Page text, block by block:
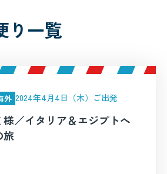
り一覧
外 2024年4月4日（木）ご出発
様／イタリア＆エジプトへ
旅